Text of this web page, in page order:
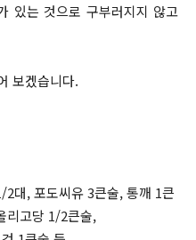
있는 것으로 구부러지지 않고
보겠습니다.
대, 포도씨유 3큰술, 통깨 1큰
리고당 1/2큰술,